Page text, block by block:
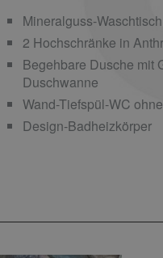
Mineralguss-
2 Hochschränke in
Begehbare Dusche mit
Duschwanne
Wand-Tiefspül-WC
Design-Badheizkörper